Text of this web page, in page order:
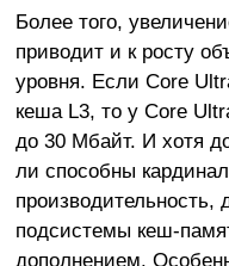
Более того,
приводит и к росту
уровня. Если Core
кеша L3, то у Core
до 30 Мбайт. И хотя
ли способны
подсистемы кеш-
дополнением.